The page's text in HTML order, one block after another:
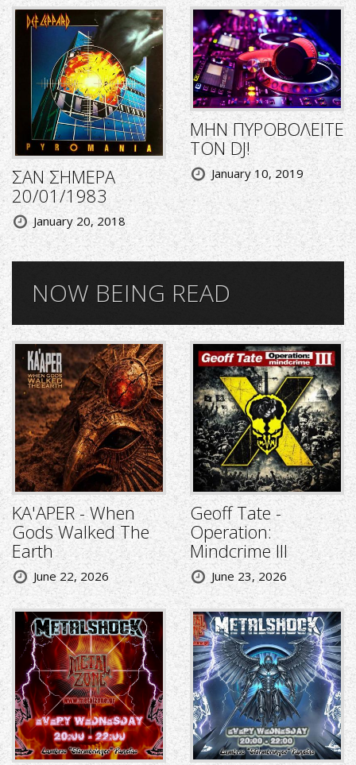
ΣΑΝ ΣΗΜΕΡΑ
20/01/1983
January 20, 2018
ΜΗΝ ΠΥΡΟΒΟΛΕΙΤΕ
ΤΟΝ DJ!
January 10, 2019
NOW BEING READ
KA'APER - When
Gods Walked The
Earth
June 22, 2026
Geoff Tate -
Operation:
Mindcrime III
June 23, 2026